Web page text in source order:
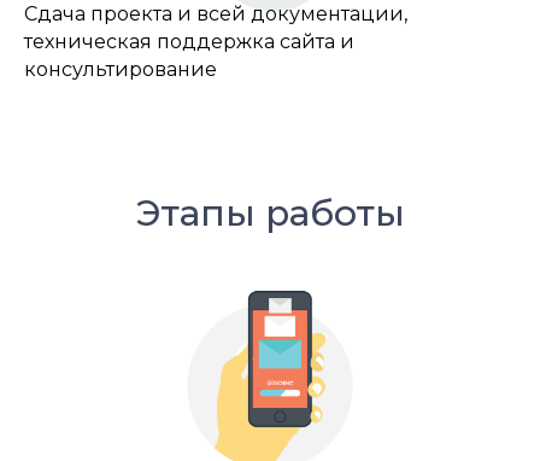
Сдача проекта и всей документации,
техническая поддержка сайта и
консультирование
Этапы работы